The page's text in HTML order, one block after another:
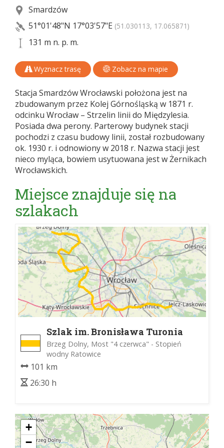
Smardzów
51°01'48"N 17°03'57"E (51.030113, 17.065871)
131 m n. p. m.
Wyznacz trasę Zobacz na mapie
Stacja Smardzów Wrocławski położona jest na
zbudowanym przez Kolej Górnośląską w 1871 r.
odcinku Wrocław – Strzelin linii do Międzylesia.
Posiada dwa perony. Parterowy budynek stacji
pochodzi z czasu budowy linii, został rozbudowany
ok. 1930 r. i odnowiony w 2018 r. Nazwa stacji jest
nieco myląca, bowiem usytuowana jest w Żernikach
Wrocławskich.
Miejsce znajduje się na
szlakach
Szlak im. Bronisława Turonia
Brzeg Dolny, Most "4 czerwca" - Stopień
wodny Ratowice
101 km
26:30 h
+
−